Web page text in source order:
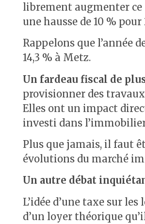
librement augmenter ce
une hausse de 10 % pour
Rappelons que l’année
14,3 % à Metz.
Un fardeau fiscal de
provisionner des
Elles ont un impact
investi dans
Plus que jamais, il faut
évolutions du marché
Un autre débat
L’idée d’une taxe sur
d’un loyer théorique